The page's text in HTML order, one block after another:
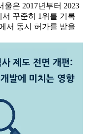
은 2017년부터 2023
꾸준히 1위를 기록
서 동시 허가를 받을